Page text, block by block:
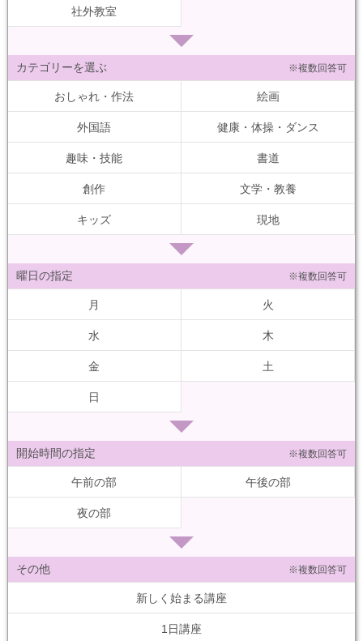
社外教室
カテゴリーを選ぶ ※複数回答可
おしゃれ・作法 絵画
外国語 健康・体操・ダンス
趣味・技能 書道
創作 文学・教養
キッズ 現地
曜日の指定 ※複数回答可
月 火
水 木
金 土
日
開始時間の指定 ※複数回答可
午前の部 午後の部
夜の部
その他 ※複数回答可
新しく始まる講座
1日講座